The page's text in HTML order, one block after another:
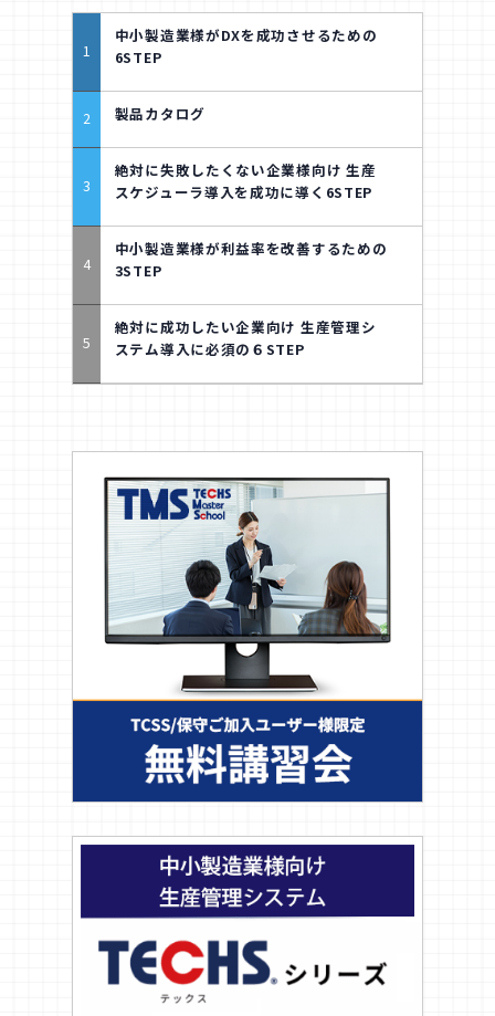
中小製造業様がDXを成功させるための
6STEP
製品カタログ
絶対に失敗したくない企業様向け 生産
スケジューラ導入を成功に導く6STEP
中小製造業様が利益率を改善するための
3STEP
絶対に成功したい企業向け 生産管理シ
ステム導入に必須の６STEP